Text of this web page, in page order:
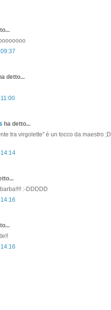
detto...
ha detto...
tra virgolette" è un tocco da maestro ;D
:-DDDDD